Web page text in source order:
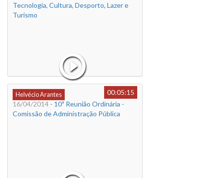
Tecnologia, Cultura, Desporto, Lazer e
Turismo
Helvécio Arantes
00:05:15
16/04/2014 - 10ª Reunião Ordinária -
Comissão de Administração Pública